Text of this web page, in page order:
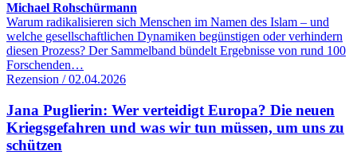
Michael Rohschürmann
Warum radikalisieren sich Menschen im Namen des Islam – und
welche gesellschaftlichen Dynamiken begünstigen oder verhindern
diesen Prozess? Der Sammelband bündelt Ergebnisse von rund 100
Forschenden…
Rezension / 02.04.2026
Jana Puglierin: Wer verteidigt Europa? Die neuen
Kriegsgefahren und was wir tun müssen, um uns zu
schützen